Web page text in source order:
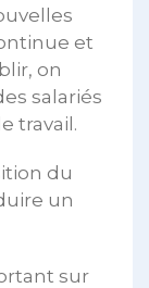
et
on
salariés
travail.
du
un
sur